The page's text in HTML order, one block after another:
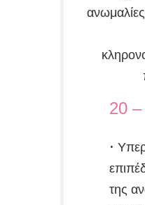
20
•
της